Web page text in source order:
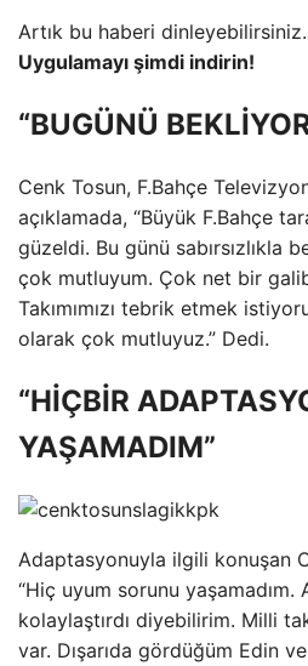
Artık bu haberi dinleyebilirsiniz.
Uygulamayı şimdi indirin!
“BUGÜNÜ
Cenk Tosun, F.Bahçe
açıklamada, “Büyük F.Bahçe
güzeldi. Bu günü sabırsızlıkla
çok mutluyum. Çok net bir
Takımımızı tebrik etmek
olarak çok mutluyuz.” Dedi.
“HİÇBİR
YAŞAMADIM”
Adaptasyonuyla ilgili konuşan
“Hiç uyum sorunu yaşamadım.
kolaylaştırdı diyebilirim. Milli
var. Dışarıda gördüğüm Edin